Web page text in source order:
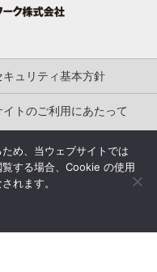
キュリティ基本方針
イトのご利用にあたって
険代理店の取組み
表記
2026
め、当ウェブサイトでは
する場合、Cookie の使用
れます。